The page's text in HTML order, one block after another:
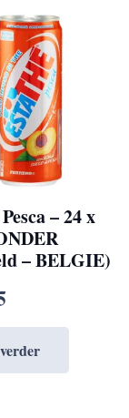
– 24 x
– BELGIE)